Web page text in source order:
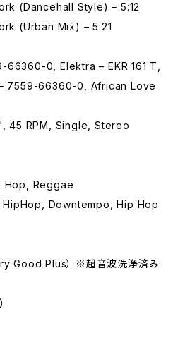
(Dancehall Style) – 5:12
(Urban Mix) – 5:21
66360-0, Elektra – EKR 161 T,
7559-66360-0, African Love
45 RPM, Single, Stereo
Hop, Reggae
HipHop, Downtempo, Hip Hop
Good Plus） ※超音波洗浄済み